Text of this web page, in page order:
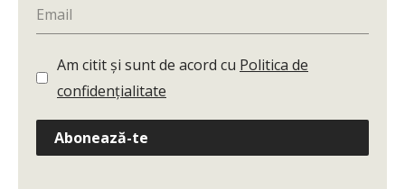
Am citit și sunt de acord cu Politica de
confidențialitate
Abonează-te